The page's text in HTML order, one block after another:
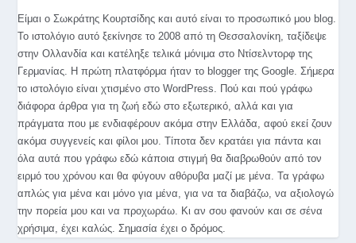
Είμαι ο Σωκράτης Κουρτσίδης και αυτό είναι το προσωπικό μου blog.
Το ιστολόγιο αυτό ξεκίνησε το 2008 από τη Θεσσαλονίκη, ταξίδεψε
στην Ολλανδία και κατέληξε τελικά μόνιμα στο Ντίσελντορφ της
Γερμανίας. Η πρώτη πλατφόρμα ήταν το blogger της Google. Σήμερα
το ιστολόγιο είναι χτισμένο στο WordPress. Πού και πού γράφω
διάφορα άρθρα για τη ζωή εδώ στο εξωτερικό, αλλά και για
πράγματα που με ενδιαφέρουν ακόμα στην Ελλάδα, αφού εκεί ζουν
ακόμα συγγενείς και φίλοι μου. Τίποτα δεν κρατάει για πάντα και
όλα αυτά που γράφω εδώ κάποια στιγμή θα διαβρωθούν από τον
ειρμό του χρόνου και θα φύγουν αθόρυβα μαζί με μένα. Τα γράφω
απλώς για μένα και μόνο για μένα, για να τα διαβάζω, να αξιολογώ
την πορεία μου και να προχωράω. Κι αν σου φανούν και σε σένα
χρήσιμα, έχει καλώς. Σημασία έχει ο δρόμος.